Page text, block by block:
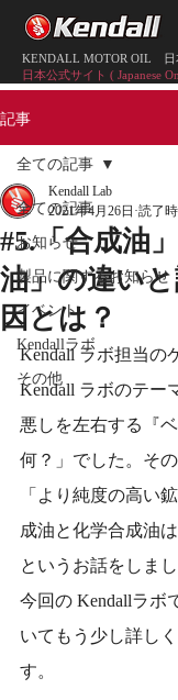
KENDALL MOTOR OIL 日
日本公式サイト ( Japanese
記事
全ての記事
お知らせ
製品に関するお知らせ
イベント
Kendallラボ
その他
全ての記事
#5.「合成油
油」の違い
因とは？
Kendall Lab
2021年4月26日
読了
Kendall ラボ担当の
Kendall ラボのテー
悪しを左右する『
何？」でした。そ
「より純度の高い
成油と化学合成油
というお話をしまし
今回の Kendallラボ
いてもう少し詳し
す。